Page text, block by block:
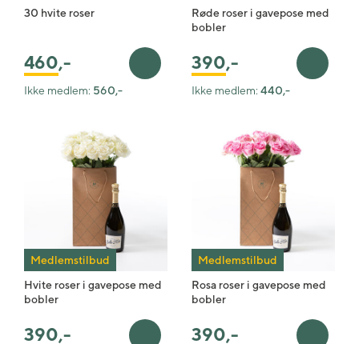
30 hvite roser
460,- Legg i handlekurv
Ikke medlem: 560,-
Røde roser i gavepose med
bobler
390,- Legg i
Ikke medlem: 440,-
Medlemstilbud
Hvite roser i gavepose med
bobler
390,-
Medlemstilbud
Rosa roser i gavepose med
bobler
390,-